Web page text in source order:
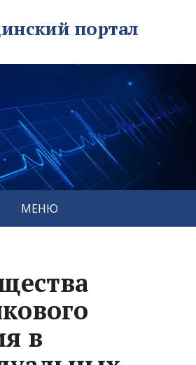
портал
МЕНЮ
в